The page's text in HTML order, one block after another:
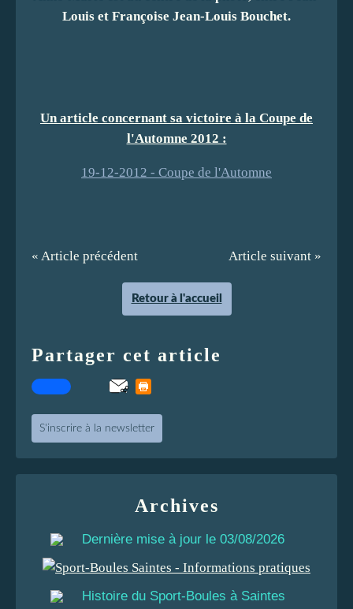
Louis et Françoise Jean-Louis Bouchet.
Un article concernant sa victoire à la Coupe de
l'Automne 2012 :
19-12-2012 - Coupe de l'Automne
« Article précédent Article suivant »
Retour à l'accueil
Partager cet article
S'inscrire à la newsletter
Archives
Dernière mise à jour le 03/08/2026
Histoire du Sport-Boules à Saintes